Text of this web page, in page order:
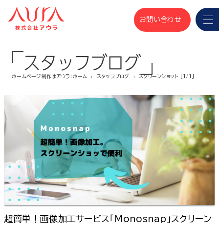
お問い合わせ
スタッフブログ
ホームページ制作はアウラ：ホーム スタッフブログ スクリーンショット [1/1]
超簡単！画像加工サービス「Monosnap」スクリーン